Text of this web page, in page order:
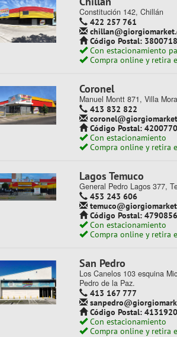
Constitución 142, Chillán
422 257 761
Código Postal: 3800718
Con estacionamiento
Compra online y retira
Coronel
Manuel Montt 871, Villa
413 832 822
Código Postal: 4200770
Con estacionamiento
Compra online y retira
Lagos Temuco
General Pedro Lagos 377,
453 243 606
Código Postal: 4790856
Con estacionamiento
Compra online y retira
San Pedro
Los Canelos 103 esquina
Pedro de la Paz.
413 167 777
Código Postal: 4131920
Con estacionamiento
Compra online y retira
+ +
No se han encontrado productos en esta